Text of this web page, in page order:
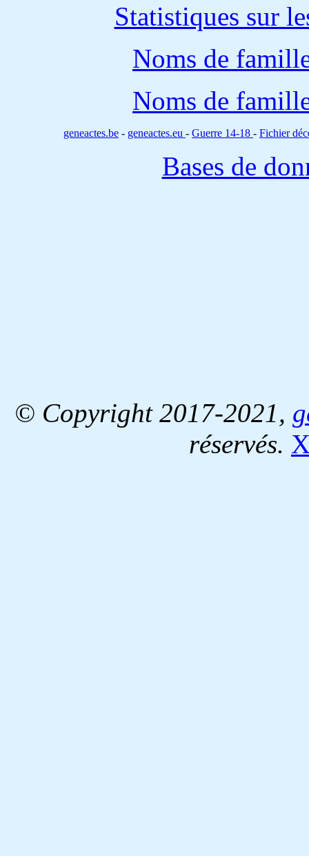
Statistiques sur
Noms de
Noms de
geneactes.be - geneactes.eu - Guerre 14-18 - Fichier
Bases de
© Copyright 2017-2021,
réservés.